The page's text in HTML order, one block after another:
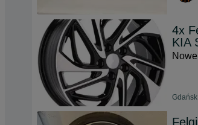
4x
KIA
Nowe